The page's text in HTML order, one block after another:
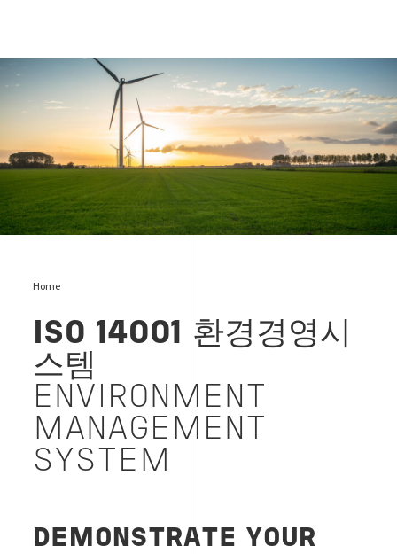
ISO 14001 환경경영시스템
Home
ISO 14001 환경경영시
스템
ENVIRONMENT
MANAGEMENT
SYSTEM
DEMONSTRATE YOUR